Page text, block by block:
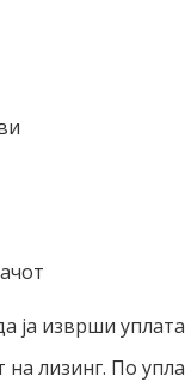
ја изврши
лизинг. По